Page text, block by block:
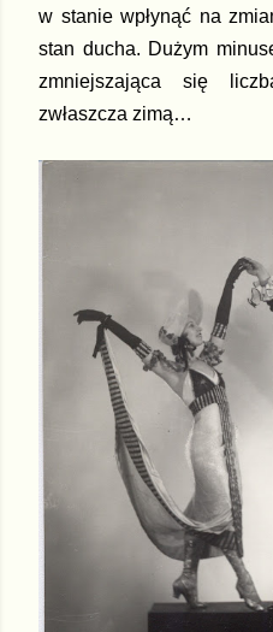
w stanie wpłynąć na
stan ducha. Dużym
zmniejszająca się
zwłaszcza zimą…